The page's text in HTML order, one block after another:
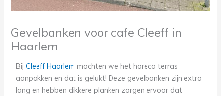
Gevelbanken voor cafe Cleeff in
Haarlem
BijCleeff Haarlem mochten we het horeca terras
aanpakken en dat is gelukt! Deze gevelbanken zijn extra
lang en hebben dikkere planken zorgen ervoor dat